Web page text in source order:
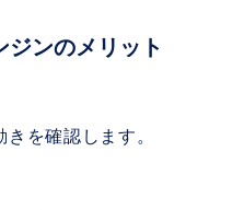
ジンのメリット
を確認します。